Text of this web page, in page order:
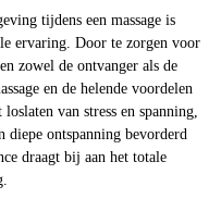
tijdens een massage is
ervaring. Door te zorgen voor
zowel de ontvanger als de
en de helende voordelen
van stress en spanning,
diepe ontspanning bevorderd
draagt bij aan het totale